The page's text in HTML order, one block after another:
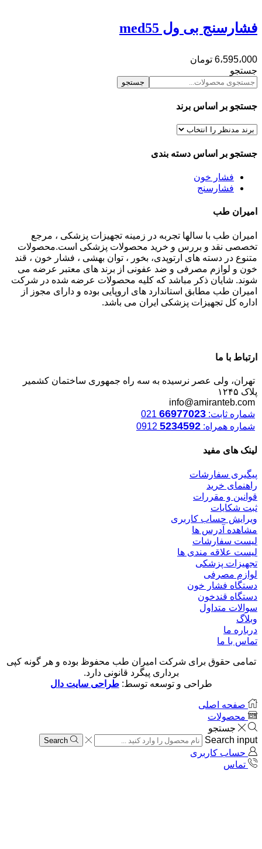
فشارسنج بی ول med55
6،595،000 تومان
جستجو
جستجو
جستجو بر اساس برند
جستجو بر اساس دسته بندی
فشار خون
فشارسنج
امیران طب
امیران طب با سالها تجربه در زمینه تجهیزات پزشکی ، مرجع
تخصصی نقد و بررس و خرید محصولات پزشکی است.محصولات
متنوع در دسته های ارتوپدی، بخور ، توان بهشی ، فشار خون ، قند
خون و لوازم مصرفی و ضد عفونی از برند های معتبر عرضه می
شوند. شایان ذکر مباشد که کلیه محصولات عرضه شده در شرکت
امیران طب مطابق استاندارد های اروپایی بوده و دارای مجوز از
اداره کل تجهیزات پزشکی ایران می باشد.
ارتباط با ما
تهران، ولی عصر نرسیده به سه راه جمهوری ساختمان کشمیر
پلاک ۱۲۴۵
info@amiranteb.com
شماره ثابت: 66977023
شماره همراه: 5234592
لینک های مفید
پیگیری سفارشات
راهنمای خرید
قوانین و مقررات
ثبت شکایات
ویرایش حساب کاربری
مشاهده آدرس ها
لیست سفارشات
لیست علاقه مندی ها
تجهیزات پزشکی
لوازم مصرفی
دستگاه فشار خون
دستگاه قندخون
سوالات متداول
وبلاگ
درباره ما
تماس با ما
تمامی حقوق برای شرکت امیران طب محفوظ بوده و هر گونه کپی
برداری پیگرد قانونی دارد.
طراحی و توسعه توسط:طراحی سایت دال
صفحه اصلی
محصولات
جستجو
Search input
Search
حساب کاربری
تماس